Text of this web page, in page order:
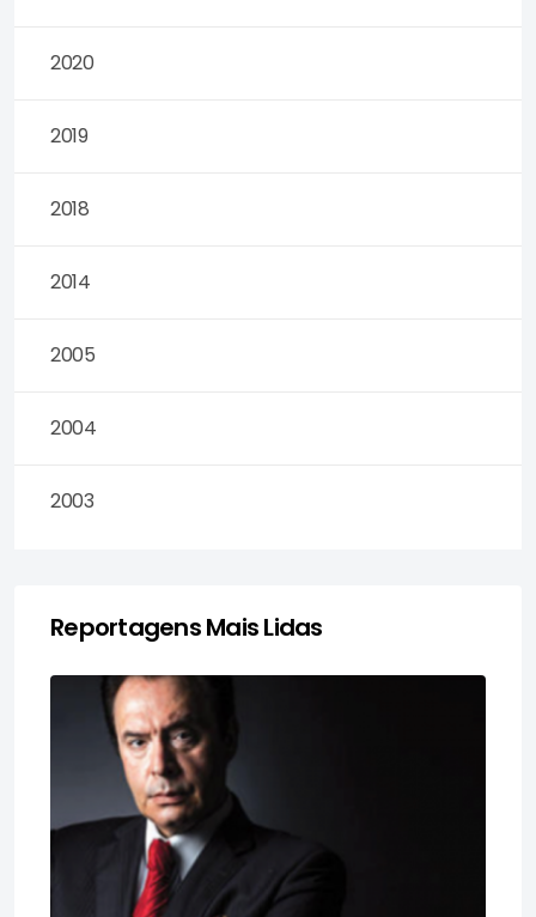
2020
2019
2018
2014
2005
2004
2003
Reportagens Mais Lidas